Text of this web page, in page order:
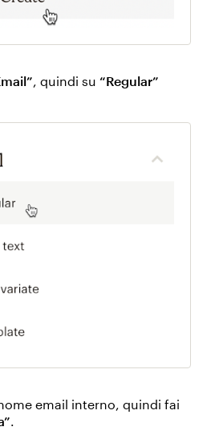
, quindi su “Regular”
email interno, quindi fai
.